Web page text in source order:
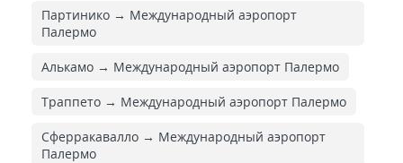
Партинико → Международный аэропорт
Палермо
Алькамо → Международный аэропорт Палермо
Траппето → Международный аэропорт Палермо
Сферракавалло → Международный аэропорт
Палермо